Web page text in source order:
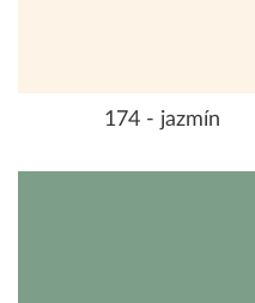
174 - jazmín